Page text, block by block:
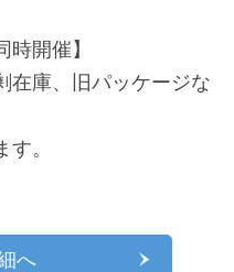
時開催】
在庫、旧パッケージな
。
へ